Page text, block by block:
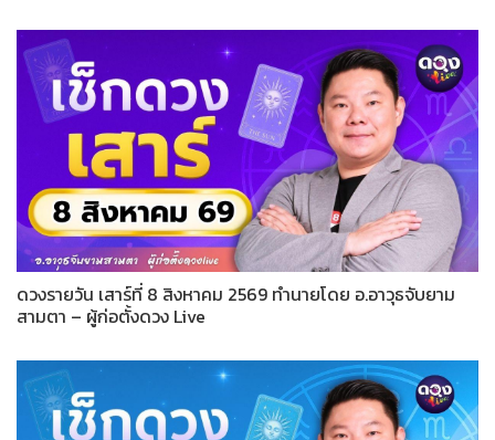
ดวงรายวัน เสาร์ที่ 8 สิงหาคม 2569 ทำนายโดย อ.อาวุธจับยาม
สามตา – ผู้ก่อตั้งดวง Live